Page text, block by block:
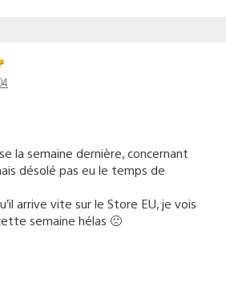
la semaine dernière, concernant
désolé pas eu le temps de
arrive vite sur le Store EU, je vois
semaine hélas 🙁